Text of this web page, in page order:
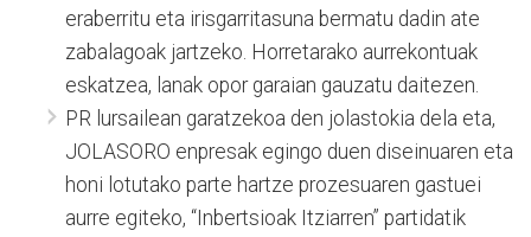
eraberritu eta irisgarritasuna bermatu dadin ate
zabalagoak jartzeko. Horretarako aurrekontuak
eskatzea, lanak opor garaian gauzatu daitezen.
PR lursailean garatzekoa den jolastokia dela eta,
JOLASORO enpresak egingo duen diseinuaren eta
honi lotutako parte hartze prozesuaren gastuei
aurre egiteko, “Inbertsioak Itziarren” partidatik